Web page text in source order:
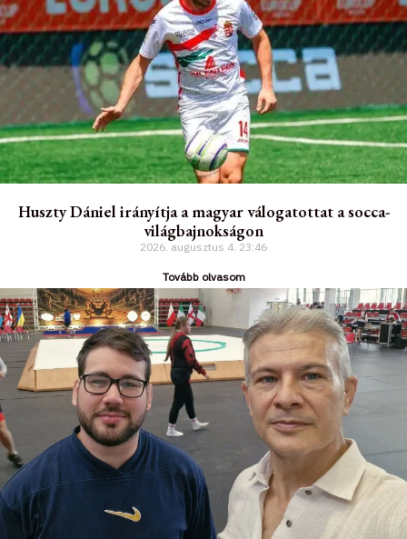
Huszty Dániel irányítja a magyar válogatottat a socca-
világbajnokságon
2026. augusztus 4. 23:46
Tovább olvasom